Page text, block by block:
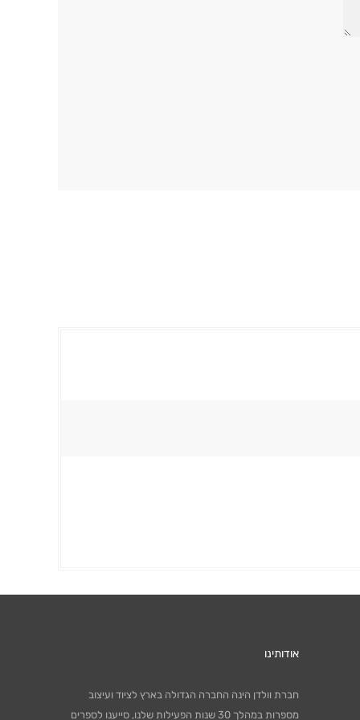
אודותינו
חברת וולדן הינה החברה הגדולה בארץ לציוד ועיצוב
מספרות במהלך 30 שנות הפעילות שלנו, סייענו לספרים